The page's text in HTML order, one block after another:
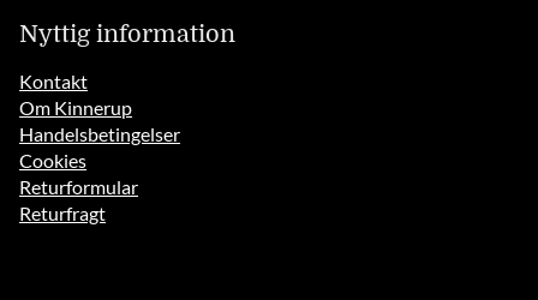
Nyttig information
Kontakt
Om Kinnerup
Handelsbetingelser
Cookies
Returformular
Returfragt